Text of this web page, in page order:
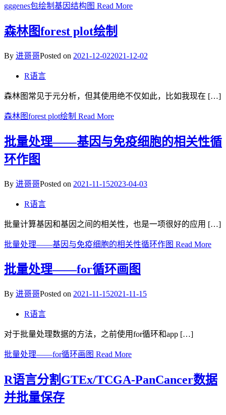
gggenes包绘制基因结构图 Read More
森林图forest plot绘制
By 进哥哥Posted on 2021-12-022021-12-02
R语言
森林图常见于元分析，但其使用绝不仅如此，比如我现在 […]
森林图forest plot绘制 Read More
批量处理——基因与免疫细胞的相关性循
环作图
By 进哥哥Posted on 2021-11-152023-04-03
R语言
批量计算基因和基因之间的相关性，也是一项很好的应用 […]
批量处理——基因与免疫细胞的相关性循环作图 Read More
批量处理——for循环画图
By 进哥哥Posted on 2021-11-152021-11-15
R语言
对于批量处理数据的方法，之前使用for循环和app […]
批量处理——for循环画图 Read More
R语言分割GTEx/TCGA-PanCancer数据
并批量保存